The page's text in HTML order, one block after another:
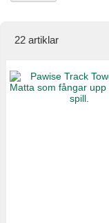
22 artiklar